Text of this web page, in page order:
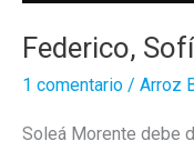
Federico,
1 comentario / Arroz
Soleá Morente debe